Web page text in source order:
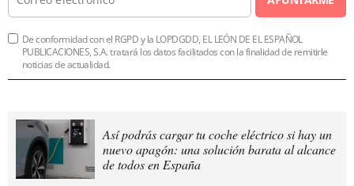
De conformidad con el RGPD y la LOPDGDD, EL LEÓN DE EL ESPAÑOL
PUBLICACIONES, S.A. tratará los datos facilitados con la finalidad de remitirle
noticias de actualidad.
Así podrás cargar tu coche eléctrico si hay un
nuevo apagón: una solución barata al alcance
de todos en España